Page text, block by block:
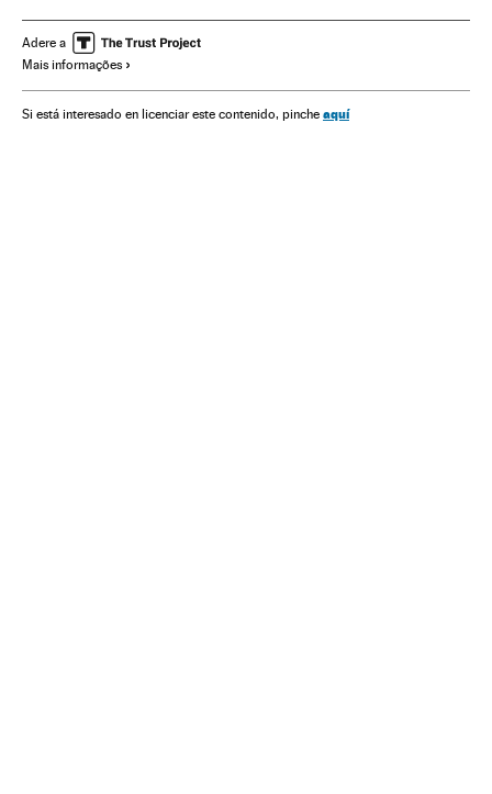
Estados Unidos Eleições presidenciais
Partido Democrata EUA
Voto por correio
Adere a
Mais informações
Si está interesado en licenciar este contenido, pinche aquí